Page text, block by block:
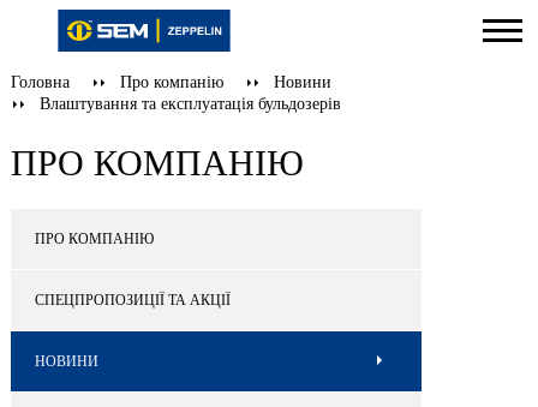
Головна Про компанію
Новини
Влаштування та експлуатація бульдозерів
ПРО КОМПАНІЮ
ПРО КОМПАНІЮ
СПЕЦПРОПОЗИЦІЇ ТА АКЦІЇ
НОВИНИ